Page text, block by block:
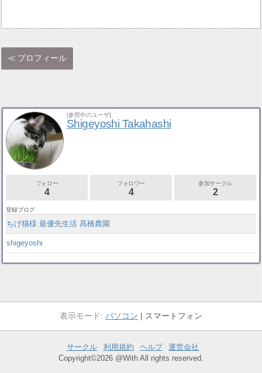
プロフィール
[参照中のユーザ]
Shigeyoshi Takahashi
フォロー
4
フォロワー
4
参加サークル
2
登録ブログ
ちげ猫様 最優先生活 髙橋農園
shigeyoshi
パソコン スマートフォン
サークル 利用規約 ヘルプ
運営会社
Copyright©2026 @With All rights reserved.